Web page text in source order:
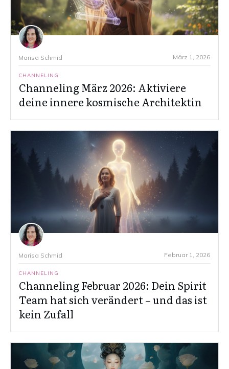
Marisa Schmid März 1, 2026
CHANNELING
Channeling März 2026: Aktiviere
deine innere kosmische Architektin
Marisa Schmid Februar 1, 2026
CHANNELING
Channeling Februar 2026: Dein Spirit
Team hat sich verändert – und das ist
kein Zufall